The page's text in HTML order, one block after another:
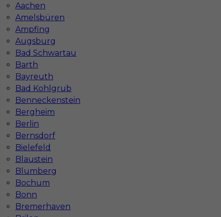
Aachen
Amelsbüren
Ampfing
Augsburg
Bad Schwartau
Barth
Bayreuth
Bad Kohlgrub
Benneckenstein
Bergheim
Berlin
Bernsdorf
Bielefeld
Blaustein
Blumberg
Bochum
Bonn
Bremerhaven
Stawka 15 - 17 € / h
1
Znaleziono 1 wyników
Jak znaleźć pracę za granicą?
Czy praca Niemcy na budowie nadal się
opłaca przy obecnych kosztach życia?